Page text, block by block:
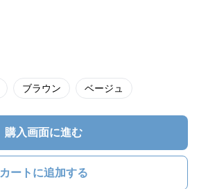
ブラウン ベージュ
購入画面に進む
カートに追加する